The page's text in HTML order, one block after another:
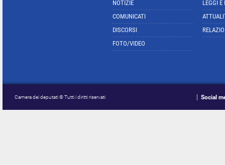
NOTIZIE
COMUNICATI
DISCORSI
FOTO/VIDEO
LEGGI E
Camera dei deputati © Tutti i diritti riservati Social